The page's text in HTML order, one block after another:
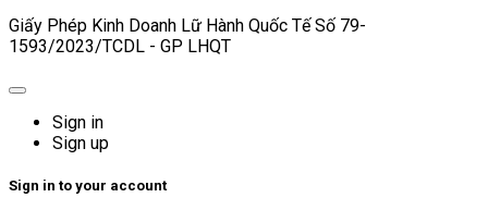
Giấy Phép Kinh Doanh Lữ Hành Quốc Tế Số 79-
1593/2023/TCDL - GP LHQT
Sign in
Sign up
Sign in to your account